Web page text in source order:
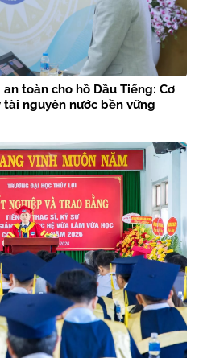
toàn cho hồ Dầu Tiếng: Cơ
nguyên nước bền vững